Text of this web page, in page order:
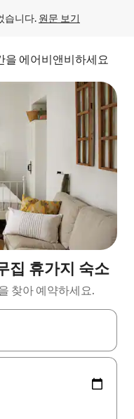
습니다. 원문 보기
을 에어비앤비하세요
집 휴가지 숙소
찾아 예약하세요.
용하거나 터치 또는 스와이